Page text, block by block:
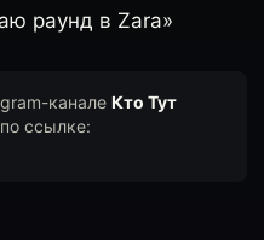
раунд в Zara»
канале Кто Тут
ссылке: